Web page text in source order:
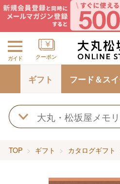
ガイド クーポン
ギフト フード＆ス
TOP ギフト カタログギフト